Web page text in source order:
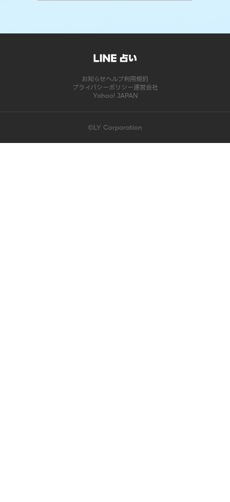
お知らせヘルプ利用規約
プライバシーポリシー運営会社
Yahoo! JAPAN
©LY Corporation
このコンテンツは掲載が終了しました | LINE占い